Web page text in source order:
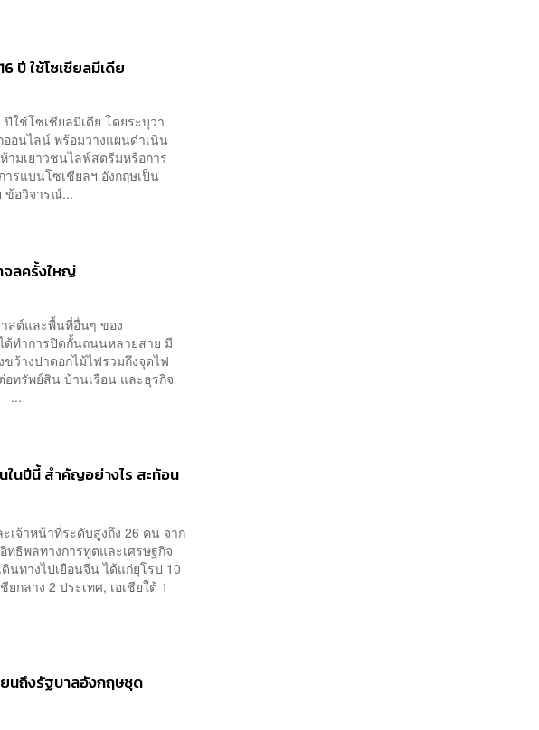
ปี ใช้โซเชียลมีเดีย
ใช้โซเชียลมีเดีย โดยระบุว่า
อนไลน์ พร้อมวางแผนดำเนิน
ามเยาวชนไลฟ์สตรีมหรือการ
แบนโซเชียลฯ อังกฤษเป็น
ข้อวิจารณ์...
จลครั้งใหญ่
สต์และพื้นที่อื่นๆ ของ
ด้ทำการปิดกั้นถนนหลายสาย มี
ว้างปาดอกไม้ไฟรวมถึงจุดไฟ
อทรัพย์สิน บ้านเรือน และธุรกิจ
...
ในปีนี้ สำคัญอย่างไร สะท้อน
เจ้าหน้าที่ระดับสูงถึง 26 คน จาก
ธิพลทางการทูตและเศรษฐกิจ
ทางไปเยือนจีน ได้แก่ยุโรป 10
ยกลาง 2 ประเทศ, เอเชียใต้ 1
นถึงรัฐบาลอังกฤษชุด